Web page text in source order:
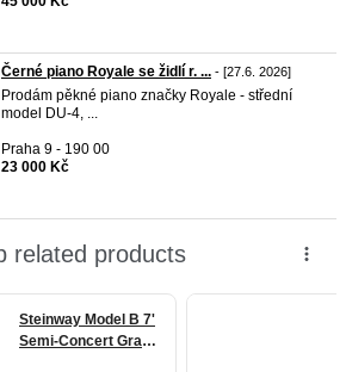
Černé piano Royale se židlí r. ... - [27.6. 2026]
Prodám pěkné piano značky Royale - střední
model DU-4, ...
Praha 9 - 190 00
23 000 Kč